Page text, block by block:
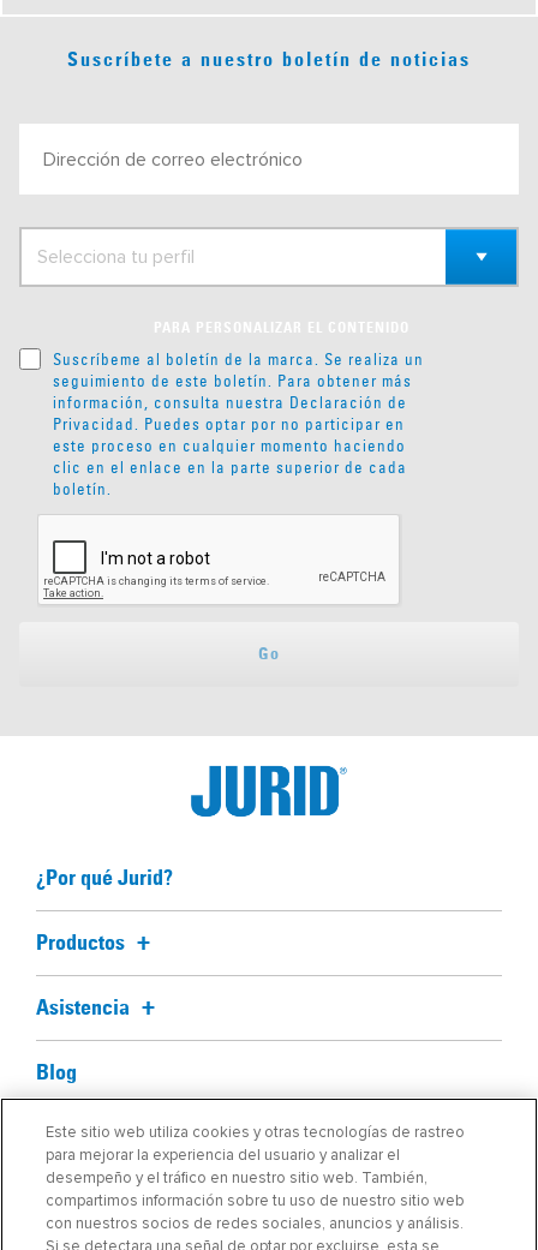
Suscríbete a nuestro boletín de noticias
PARA PERSONALIZAR EL CONTENIDO
Suscríbeme al boletín de la marca. Se realiza un
seguimiento de este boletín. Para obtener más
información, consulta nuestra Declaración de
Privacidad. Puedes optar por no participar en
este proceso en cualquier momento haciendo
clic en el enlace en la parte superior de cada
boletín.
Go
¿Por qué Jurid?
Productos
Asistencia
Blog
Acerca de nosotros
Buscar mi pieza
Este sitio web utiliza cookies y otras tecnologías de rastreo
para mejorar la experiencia del usuario y analizar el
desempeño y el tráfico en nuestro sitio web. También,
compartimos información sobre tu uso de nuestro sitio web
con nuestros socios de redes sociales, anuncios y análisis.